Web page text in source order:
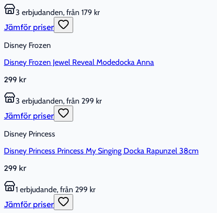
3 erbjudanden, från 179 kr
Jämför priser
Disney Frozen
Disney Frozen Jewel Reveal Modedocka Anna
299 kr
3 erbjudanden, från 299 kr
Jämför priser
Disney Princess
Disney Princess Princess My Singing Docka Rapunzel 38cm
299 kr
1 erbjudande, från 299 kr
Jämför priser